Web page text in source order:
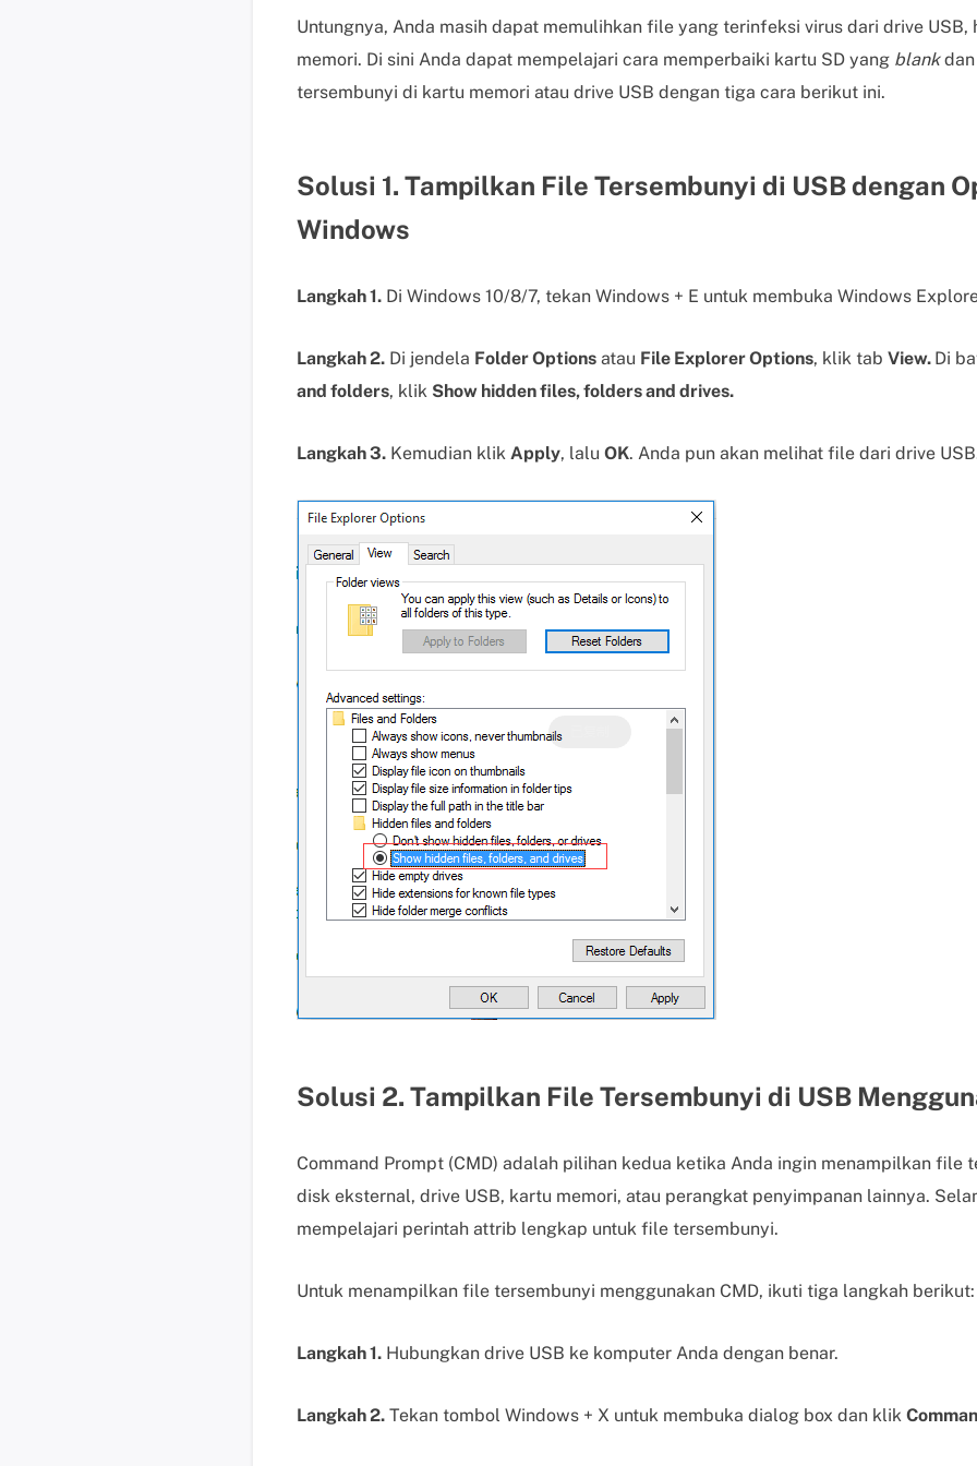
Untungnya, Anda masih dapat memulihkan file yang terinfeksi virus dari drive USB,
memori. Di sini Anda dapat mempelajari cara memperbaiki kartu SD yang blankdan
tersembunyi di kartu memori atau drive USB dengan tiga cara berikut ini.
Solusi 1. Tampilkan File Tersembunyi di USB dengan
Windows
Langkah 1. Di Windows 10/8/7, tekan Windows + E untuk membuka Windows
Langkah 2. Di jendela Folder Options atau File Explorer Options, klik tab View. Di
and folders, klik Show hidden files, folders and drives.
Langkah 3. Kemudian klik Apply, lalu OK. Anda pun akan melihat file dari drive
Solusi 2. Tampilkan File Tersembunyi di USB
Command Prompt (CMD) adalah pilihan kedua ketika Anda ingin menampilkan file
disk eksternal, drive USB, kartu memori, atau perangkat penyimpanan lainnya.
mempelajari perintah attrib lengkap untuk file tersembunyi.
Untuk menampilkan file tersembunyi menggunakan CMD, ikuti tiga langkah berikut:
Langkah 1. Hubungkan drive USB ke komputer Anda dengan benar.
Langkah 2. Tekan tombol Windows + X untuk membuka dialog box dan klik